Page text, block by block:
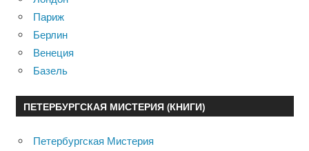
Париж
Берлин
Венеция
Базель
ПЕТЕРБУРГСКАЯ МИСТЕРИЯ (КНИГИ)
Петербургская Мистерия